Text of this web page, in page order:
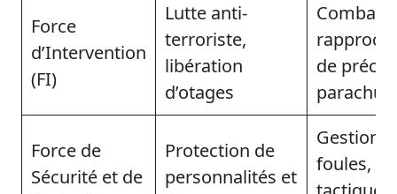
Force
d’Intervention
(FI)
Lutte anti-
terroriste,
libération
d’otages
Combat
de
Force de
Sécurité et de
Protection de
personnalités et
Gestion
foules,